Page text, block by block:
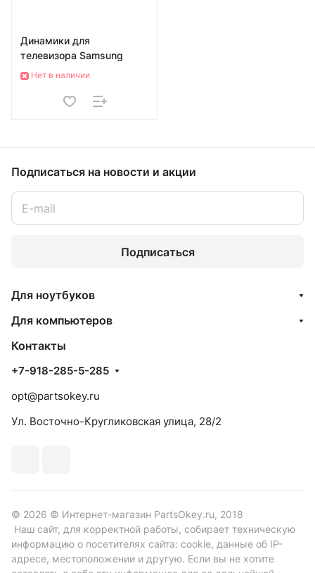
Динамики для
телевизора Samsung
Нет в наличии
Подписаться на новости и акции
Подписаться
Для ноутбуков
Для компьютеров
Контакты
+7-918-285-5-285
opt@partsokey.ru
Ул. Восточно-Кругликовская улица, 28/2
© 2026 © Интернет-магазин PartsOkey.ru, 2018
Наш сайт, для корректной работы, собирает техническую
информацию о посетителях сайта: cookie, данные об IP-
адресе, местоположении и другую. Если вы не хотите